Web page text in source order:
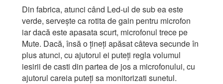
Din fabrica, atunci când Led-ul de sub ea este
verde, servește ca rotita de gain pentru microfon
iar dacă este apasata scurt, microfonul trece pe
Mute. Dacă, însă o țineți apăsat câteva secunde în
plus atunci, cu ajutorul ei puteți regla volumul
iesirii de casti din partea de jos a microfonului, cu
ajutorul careia puteți sa monitorizati sunetul.